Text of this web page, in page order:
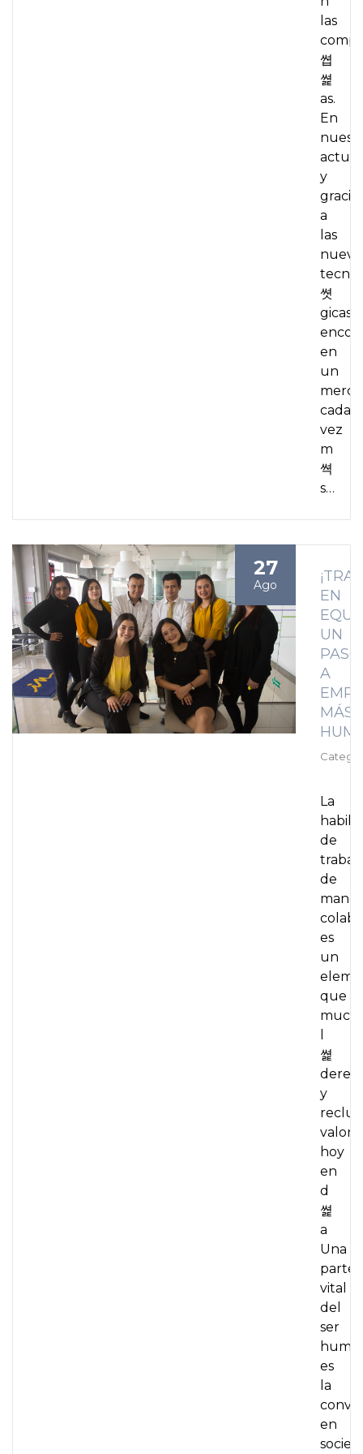
las
쎱
쎭
as.
En
y
gracias
a
las
tecnol
쎳
gicas,
en
un
cada
vez
m
쎡
s…
27
Ago
EN
UN
PASO
A
MÁS
La
de
de
es
un
que
쎭
deres
y
hoy
en
d
쎭
a
Una
parte
vital
del
ser
es
la
en